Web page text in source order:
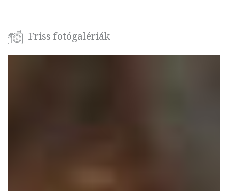
Friss fotógalériák